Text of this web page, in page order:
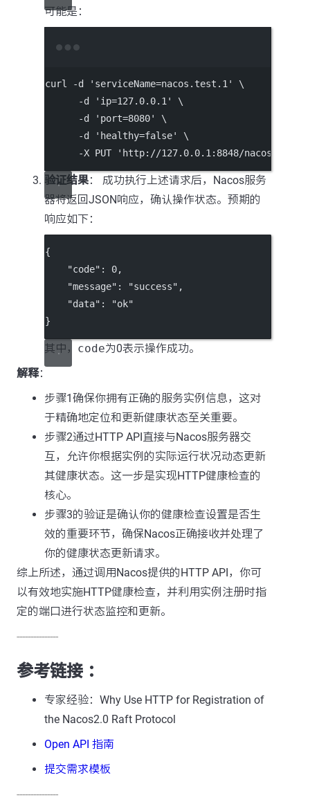
可能是：
curl -d 'serviceName=nacos.test.1'
\
-d
'ip=127.0.0.1'
\
-d
'port=8080'
\
-d
'healthy=false'
\
-X PUT 'http://127.0.0.1:8848/nacos/v2/
验证结果： 成功执行上述请求后，Nacos服务
器将返回JSON响应，确认操作状态。预期的
响应如下：
{
"code" : 0,
"message" : "success" ,
"data" :
"ok"
}
其中， code为0表示操作成功。
解释：
步骤1确保你拥有正确的服务实例信息，这对
于精确地定位和更新健康状态至关重要。
步骤2通过HTTP API直接与Nacos服务器交
互，允许你根据实例的实际运行状况动态更新
其健康状态。这一步是实现HTTP健康检查的
核心。
步骤3的验证是确认你的健康检查设置是否生
效的重要环节，确保Nacos正确接收并处理了
你的健康状态更新请求。
综上所述，通过调用Nacos提供的HTTP API，你可
以有效地实施HTTP健康检查，并利用实例注册时指
定的端口进行状态监控和更新。
---------------
参考链接 ：
专家经验：Why Use HTTP for Registration of
the Nacos2.0 Raft Protocol
Open API 指南
提交需求模板
---------------